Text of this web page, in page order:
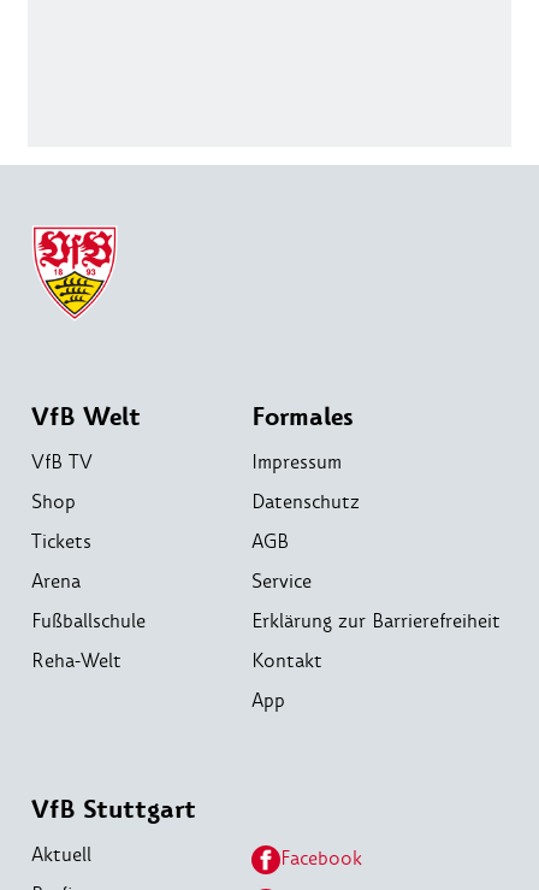
VfB Welt
VfB TV
Shop
Tickets
Arena
Fußballschule
Reha-Welt
Formales
Impressum
Datenschutz
AGB
Service
Erklärung zur Barrierefreiheit
Kontakt
App
VfB Stuttgart
Aktuell
Facebook